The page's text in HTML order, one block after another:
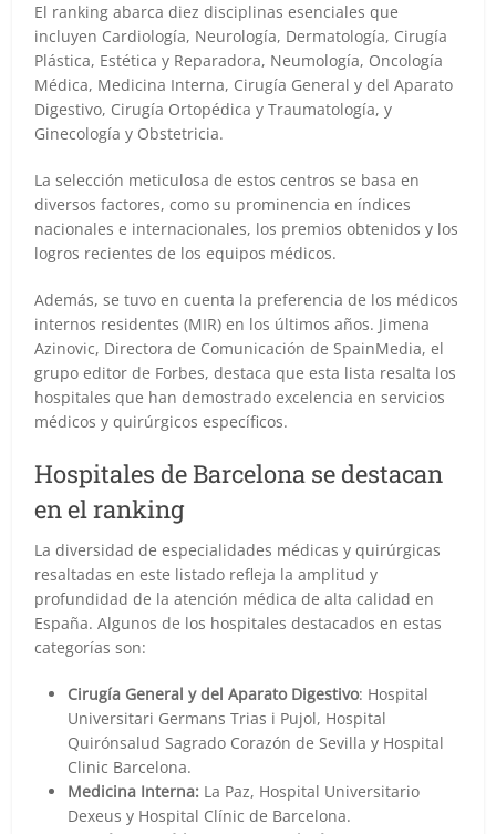
El ranking abarca diez disciplinas esenciales que
incluyen Cardiología, Neurología, Dermatología, Cirugía
Plástica, Estética y Reparadora, Neumología, Oncología
Médica, Medicina Interna, Cirugía General y del Aparato
Digestivo, Cirugía Ortopédica y Traumatología, y
Ginecología y Obstetricia.
La selección meticulosa de estos centros se basa en
diversos factores, como su prominencia en índices
nacionales e internacionales, los premios obtenidos y los
logros recientes de los equipos médicos.
Además, se tuvo en cuenta la preferencia de los médicos
internos residentes (MIR) en los últimos años. Jimena
Azinovic, Directora de Comunicación de SpainMedia, el
grupo editor de Forbes, destaca que esta lista resalta los
hospitales que han demostrado excelencia en servicios
médicos y quirúrgicos específicos.
Hospitales de Barcelona se destacan
en el ranking
La diversidad de especialidades médicas y quirúrgicas
resaltadas en este listado refleja la amplitud y
profundidad de la atención médica de alta calidad en
España. Algunos de los hospitales destacados en estas
categorías son:
Cirugía General y del Aparato Digestivo: Hospital
Universitari Germans Trias i Pujol, Hospital
Quirónsalud Sagrado Corazón de Sevilla y Hospital
Clinic Barcelona.
Medicina Interna: La Paz, Hospital Universitario
Dexeus y Hospital Clínic de Barcelona.